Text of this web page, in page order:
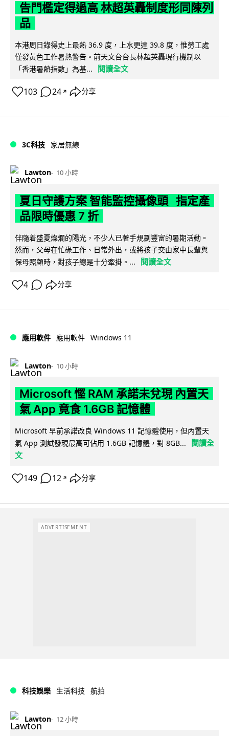
告門檻定得過高 林超英轟制度形同陳列
品
本港周日錄得史上最熱 36.9 度，上水更達 39.8 度，惟勞工處
僅發黃色工作暑熱警告。前天文台台長林超英轟現行機制以
「香港暑熱指數」為基...
閱讀全文
103 24 ↗ 分享
3C科技 家居無線
Lawton 10 小時
夏日守護方案 智能監控攝像頭 指定產
品限時優惠 7 折
伴隨着盛夏燦爛的陽光，不少人已著手規劃豐富的暑期活動。
然而，父母在忙碌工作、日常外出，或將孩子交由家中長輩與
保母照顧時，對孩子總是十分牽掛。...
閱讀全文
4 分享
應用軟件 應用軟件 Windows 11
Lawton 10 小時
Microsoft 慳 RAM 承諾未兌現 內置天
氣 App 竟食 1.6GB 記憶體
Microsoft 早前承諾改良 Windows 11 記憶體使用，但內置天
氣 App 測試發現最高可佔用 1.6GB 記憶體，對 8GB...
閱讀全
文
149 12 ↗ 分享
ADVERTISEMENT
科技娛樂 生活科技 航拍
Lawton 12 小時